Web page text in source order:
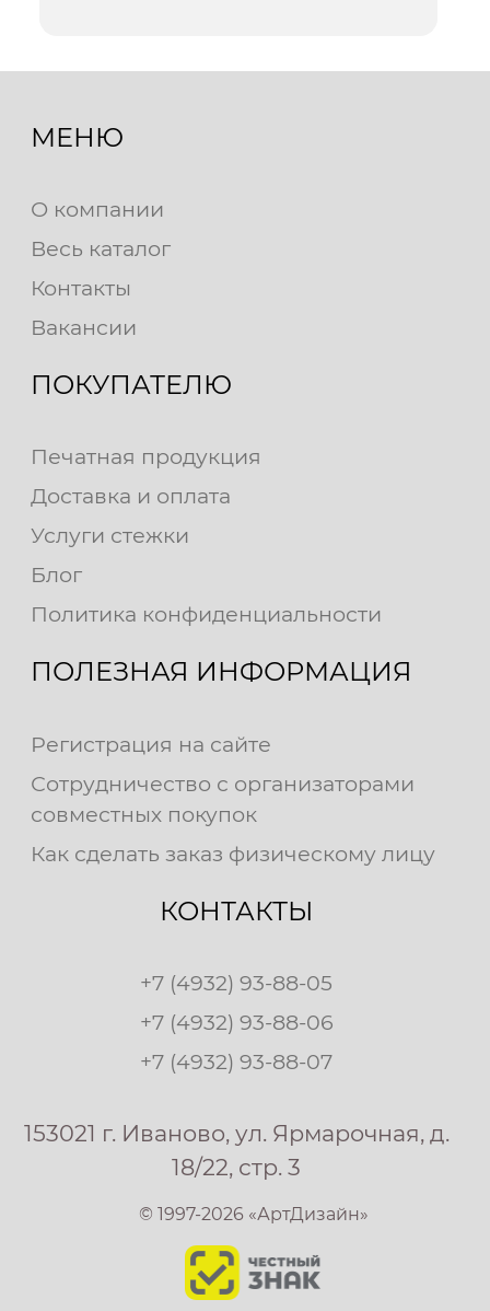
МЕНЮ
О компании
Весь каталог
Контакты
Вакансии
ПОКУПАТЕЛЮ
Печатная продукция
Доставка и оплата
Услуги стежки
Блог
Политика конфиденциальности
ПОЛЕЗНАЯ ИНФОРМАЦИЯ
Регистрация на сайте
Сотрудничество с организаторами
совместных покупок
Как сделать заказ физическому лицу
КОНТАКТЫ
+7 (4932) 93-88-05
+7 (4932) 93-88-06
+7 (4932) 93-88-07
153021 г. Иваново, ул. Ярмарочная, д.
18/22, стр. 3
© 1997-2026 «АртДизайн»